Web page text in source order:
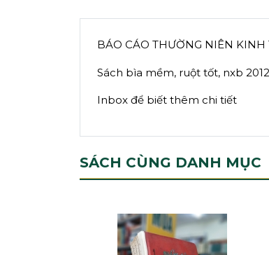
BÁO CÁO THƯỜNG NIÊN KINH
Sách bìa mềm, ruột tốt, nxb 2012
Inbox để biết thêm chi tiết
SÁCH CÙNG DANH MỤC